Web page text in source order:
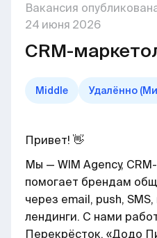
Вакансия
24 июня 2026
CRM-
Middle Удалённо
Привет! 👋
Мы — WIM Agency,
помогает брендам
через email, push,
лендинги. С нами
Перекрёсток, «Додо